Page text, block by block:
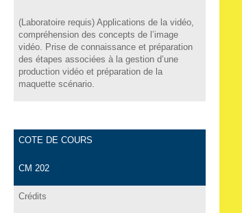
(Laboratoire requis) Applications de la vidéo,
compréhension des concepts de l’image
vidéo. Prise de connaissance et préparation
des étapes associées à la gestion d’une
production vidéo et préparation de la
maquette scénario.
COTE DE COURS
CM 202
Crédits